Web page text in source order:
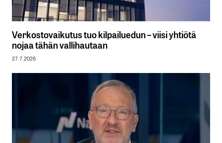
Verkostovaikutus tuo kilpailuedun – viisi yhtiötä
nojaa tähän vallihautaan
27.7.2026